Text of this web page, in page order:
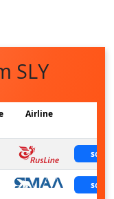
SLY
Airline